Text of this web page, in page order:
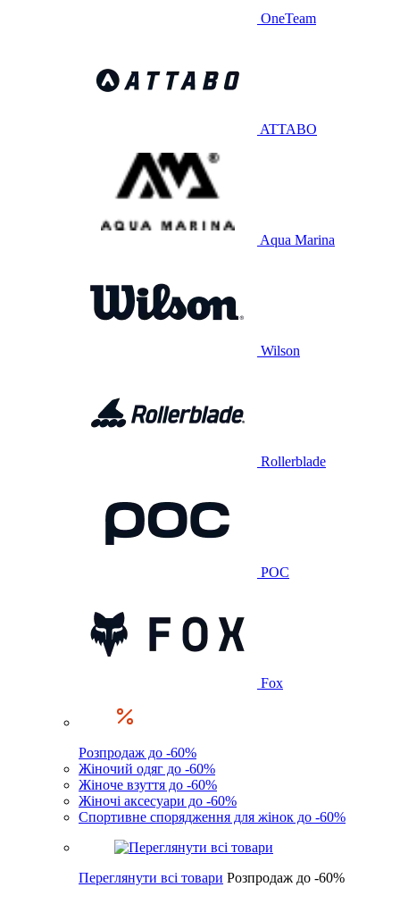
OneTeam
ATTABO
Aqua Marina
Wilson
Rollerblade
POC
Fox
Розпродаж до -60%
Жіночий одяг до -60%
Жіноче взуття до -60%
Жіночі аксесуари до -60%
Спортивне спорядження для жінок до -60%
Переглянути всі товари Розпродаж до -60%